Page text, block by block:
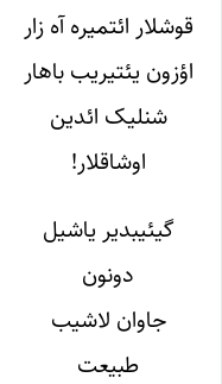
قوشلار ائتمیره آه زار
اؤزون یئتیریب باهار
شنلیک ائدین
اوشاقلار!
گیئیبدیر یاشیل
دونون
جاوان لاشیب
طبیعت